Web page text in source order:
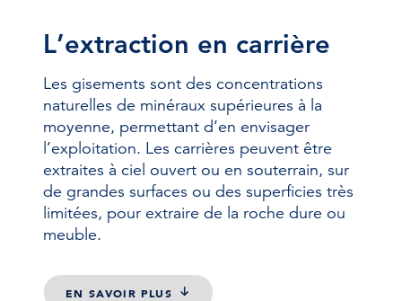
L’extraction en carrière
Les gisements sont des concentrations
naturelles de minéraux supérieures à la
moyenne, permettant d’en envisager
l’exploitation. Les carrières peuvent être
extraites à ciel ouvert ou en souterrain, sur
de grandes surfaces ou des superficies très
limitées, pour extraire de la roche dure ou
meuble.
EN SAVOIR PLUS